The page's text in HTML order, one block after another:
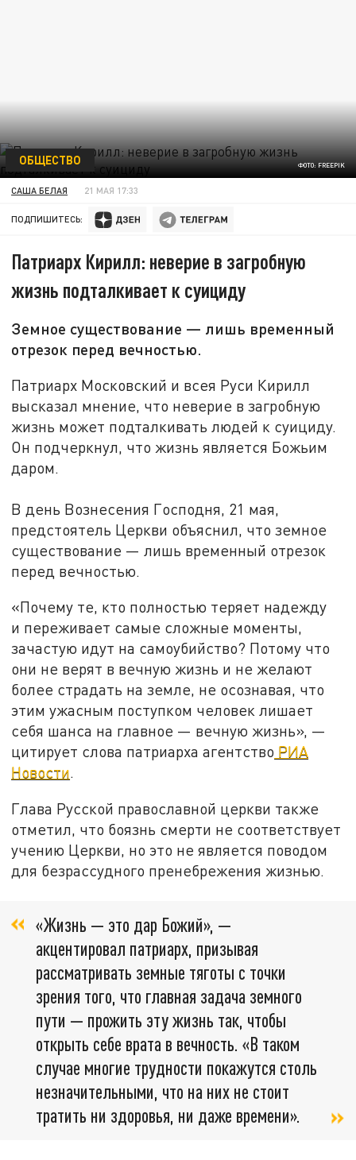
ФОТО: FREEPIK
ОБЩЕСТВО
САША БЕЛАЯ 21 МАЯ 17:33
ПОДПИШИТЕСЬ:
Патриарх Кирилл: неверие в загробную
жизнь подталкивает к суициду
Земное существование — лишь временный
отрезок перед вечностью.
Патриарх Московский и всея Руси Кирилл
высказал мнение, что неверие в загробную
жизнь может подталкивать людей к суициду.
Он подчеркнул, что жизнь является Божьим
даром.
В день Вознесения Господня, 21 мая,
предстоятель Церкви объяснил, что земное
существование — лишь временный отрезок
перед вечностью.
«Почему те, кто полностью теряет надежду
и переживает самые сложные моменты,
зачастую идут на самоубийство? Потому что
они не верят в вечную жизнь и не желают
более страдать на земле, не осознавая, что
этим ужасным поступком человек лишает
себя шанса на главное — вечную жизнь», —
цитирует слова патриарха агентство РИА
Новости.
Глава Русской православной церкви также
отметил, что боязнь смерти не соответствует
учению Церкви, но это не является поводом
для безрассудного пренебрежения жизнью.
«Жизнь — это дар Божий», —
акцентировал патриарх, призывая
рассматривать земные тяготы с точки
зрения того, что главная задача земного
пути — прожить эту жизнь так, чтобы
открыть себе врата в вечность. «В таком
случае многие трудности покажутся столь
незначительными, что на них не стоит
тратить ни здоровья, ни даже времени».